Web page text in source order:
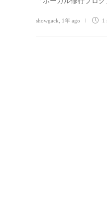
showgack 1年 ago 1